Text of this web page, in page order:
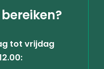
tot vrijdag